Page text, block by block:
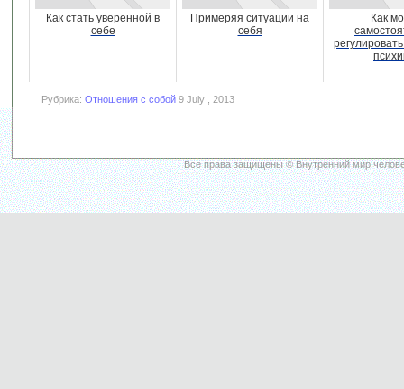
Как стать уверенной в
себе
Примеряя ситуации на
себя
Как
Рубрика: Отношения с собой 9 July , 2013
Все права защищены © Внутренний мир